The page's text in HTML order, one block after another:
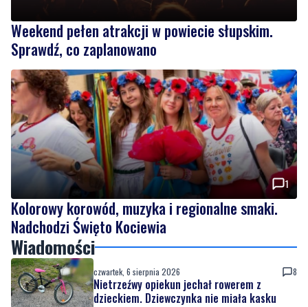
Weekend pełen atrakcji w powiecie słupskim.
Sprawdź, co zaplanowano
1
Kolorowy korowód, muzyka i regionalne smaki.
Nadchodzi Święto Kociewia
Wiadomości
czwartek, 6 sierpnia 2026 8
Nietrzeźwy opiekun jechał rowerem z
dzieckiem. Dziewczynka nie miała kasku